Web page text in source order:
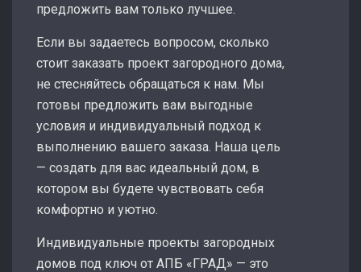
предложить вам только лучшее.
Если вы задаетесь вопросом, сколько
стоит заказать проект загородного дома,
не стесняйтесь обращаться к нам. Мы
готовы предложить вам выгодные
условия и индивидуальный подход к
выполнению вашего заказа. Наша цель
— создать для вас идеальный дом, в
котором вы будете чувствовать себя
комфортно и уютно.
Индивидуальные проекты загородных
домов под ключ от АПБ «ГРАД» — это